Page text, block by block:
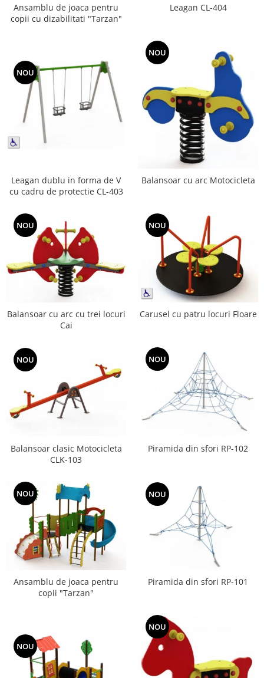
Jocuri cu nisip
Echipamente tematice
Echipamente persoane cu
dizabilitati
Echipament muzical
Animale din cauciuc
SPORT SI FITNESS
Skateboarding
Fotbal si Handbal
Tenis si Volei
Ciclism
Street Workout
Terenuri Multisport
Trasee Ninja
Echipamente fitness
Mese de jocuri
MOBILIER URBAN
Garduri/Imprejmuiri
Panouri pentru informare/Marcaje
Foisoare si pergole
Rastel Biciclete
Banci
Ansamblu de joaca pentru
copii cu dizabilitati "Tarzan"
Leagan CL-404
NOU
Leagan dublu in forma de V
cu cadru de protectie CL-403
NOU
Balansoar cu arc Motocicleta
NOU
Balansoar cu arc cu trei locuri
Cai
NOU
Carusel cu patru locuri Floare
NOU
Balansoar clasic Motocicleta
CLK-103
NOU
Piramida din sfori RP-102
NOU
Ansamblu de joaca pentru
copii "Tarzan"
NOU
Piramida din sfori RP-101
NOU
NOU